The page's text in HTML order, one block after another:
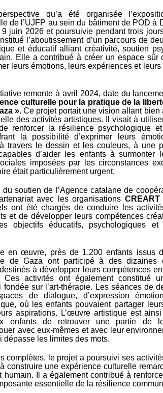
qu’a été organisée
de l’UJFP au sein du bâtiment de POD à
juin 2026 et poursuivie pendant trois
l’aboutissement d’un parcours de
et éducatif alliant créativité, soutien
Elle a contribué à créer un espace sûr
leurs émotions, leurs expériences et
remonte à avril 2024, date du
culturelle pour la pratique de la
». Ce projet portait une vision allant bien
des activités artistiques. Il visait à
renforcer la résilience psychologique
la possibilité d’exprimer leurs
travers le dessin et les couleurs, à une
d’aider les enfants à surmonter
imposées par les circonstances
était particulièrement urgent.
soutien de l’Agence catalane de
avec les organisations
ont été chargés de conduire les
et de développer leurs compétences
objectifs éducatifs, psychologiques et
en œuvre, près de 1.200 enfants issus
de Gaza ont participé à des dizaines
à développer leurs compétences
Ces activités ont également constitué
sur l’art-thérapie. Les séances de
de dialogue, d’expression
où les enfants pouvaient partager
aspirations. L’œuvre artistique est
enfants de retrouver une partie de
avec eux-mêmes et avec leur
dépasse les limites des mots.
complètes, le projet a poursuivi ses
construire une expérience culturelle
humain. Il a également contribué à
essentielle de la résilience